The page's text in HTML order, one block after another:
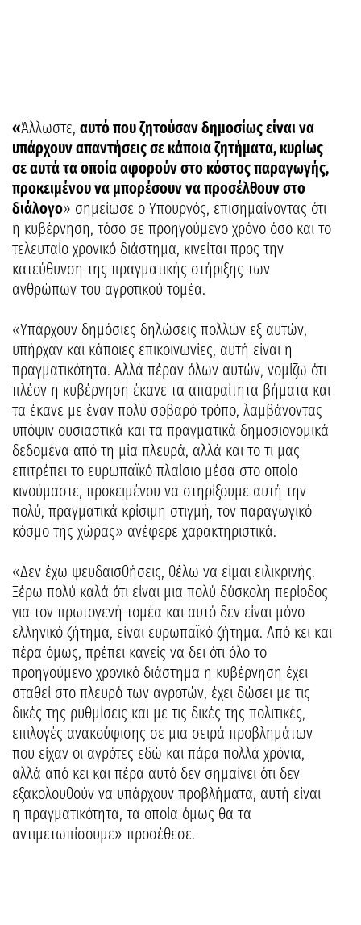
«Άλλωστε, αυτό που ζητούσαν δημοσίως είναι να
υπάρχουν απαντήσεις σε κάποια ζητήματα, κυρίως
σε αυτά τα οποία αφορούν στο κόστος παραγωγής,
προκειμένου να μπορέσουν να προσέλθουν στο
διάλογο» σημείωσε ο Υπουργός, επισημαίνοντας ότι
η κυβέρνηση, τόσο σε προηγούμενο χρόνο όσο και το
τελευταίο χρονικό διάστημα, κινείται προς την
κατεύθυνση της πραγματικής στήριξης των
ανθρώπων του αγροτικού τομέα.
«Υπάρχουν δημόσιες δηλώσεις πολλών εξ αυτών,
υπήρχαν και κάποιες επικοινωνίες, αυτή είναι η
πραγματικότητα. Αλλά πέραν όλων αυτών, νομίζω ότι
πλέον η κυβέρνηση έκανε τα απαραίτητα βήματα και
τα έκανε με έναν πολύ σοβαρό τρόπο, λαμβάνοντας
υπόψιν ουσιαστικά και τα πραγματικά δημοσιονομικά
δεδομένα από τη μία πλευρά, αλλά και το τι μας
επιτρέπει το ευρωπαϊκό πλαίσιο μέσα στο οποίο
κινούμαστε, προκειμένου να στηρίξουμε αυτή την
πολύ, πραγματικά κρίσιμη στιγμή, τον παραγωγικό
κόσμο της χώρας» ανέφερε χαρακτηριστικά.
«Δεν έχω ψευδαισθήσεις, θέλω να είμαι ειλικρινής.
Ξέρω πολύ καλά ότι είναι μια πολύ δύσκολη περίοδος
για τον πρωτογενή τομέα και αυτό δεν είναι μόνο
ελληνικό ζήτημα, είναι ευρωπαϊκό ζήτημα. Από κει και
πέρα όμως, πρέπει κανείς να δει ότι όλο το
προηγούμενο χρονικό διάστημα η κυβέρνηση έχει
σταθεί στο πλευρό των αγροτών, έχει δώσει με τις
δικές της ρυθμίσεις και με τις δικές της πολιτικές,
επιλογές ανακούφισης σε μια σειρά προβλημάτων
που είχαν οι αγρότες εδώ και πάρα πολλά χρόνια,
αλλά από κει και πέρα αυτό δεν σημαίνει ότι δεν
εξακολουθούν να υπάρχουν προβλήματα, αυτή είναι
η πραγματικότητα, τα οποία όμως θα τα
αντιμετωπίσουμε» προσέθεσε.